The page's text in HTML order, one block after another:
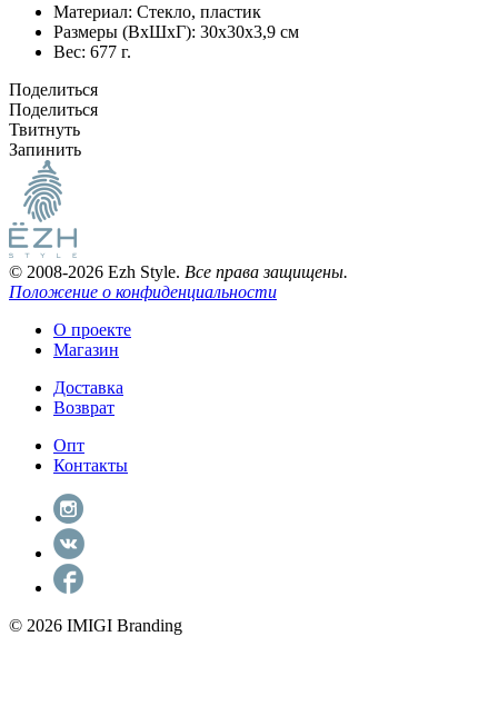
Материал: Стекло, пластик
Размеры (ВxШxГ): 30x30x3,9 см
Вес: 677 г.
Поделиться
Поделиться
Твитнуть
Запинить
© 2008-2026 Ezh Style. Все права защищены.
Положение о конфиденциальности
О проекте
Магазин
Доставка
Возврат
Опт
Контакты
© 2026 IMIGI Branding